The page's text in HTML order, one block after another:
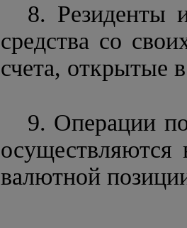
8. Резиденты
средства со
счета, открытые
9. Операции
валютной